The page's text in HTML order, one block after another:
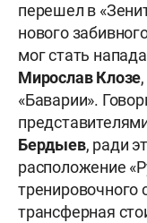
перешел в
нового
мог стать
Мирослав Клозе
«Баварии».
Бердыев, ради
расположение
тренировочного
трансферная